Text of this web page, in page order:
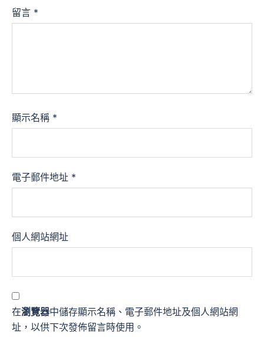
留言 *
顯示名稱 *
電子郵件地址 *
個人網站網址
在瀏覽器中儲存顯示名稱、電子郵件地址及個人網站網
址，以供下次發佈留言時使用。